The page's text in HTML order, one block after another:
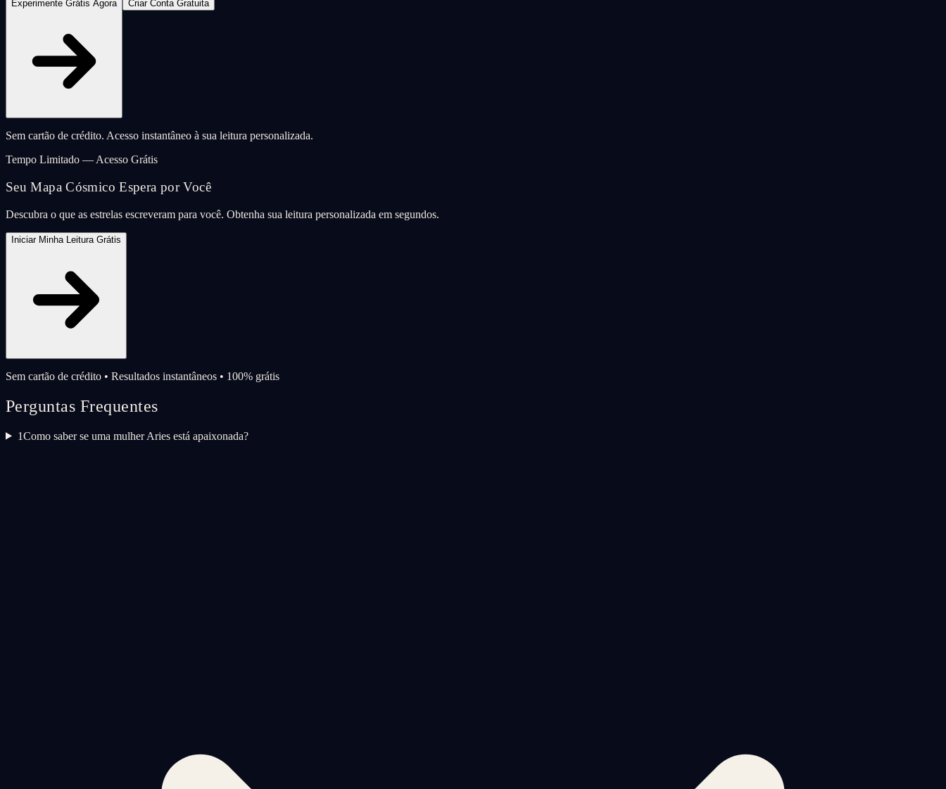
Experimente Grátis Agora Criar Conta Gratuita
Sem cartão de crédito. Acesso instantâneo à sua leitura personalizada.
Tempo Limitado — Acesso Grátis
Seu Mapa Cósmico Espera por Você
Descubra o que as estrelas escreveram para você. Obtenha sua leitura personalizada em segundos.
Iniciar Minha Leitura Grátis
Sem cartão de crédito • Resultados instantâneos • 100% grátis
Perguntas Frequentes
1Como saber se uma mulher Aries está apaixonada?